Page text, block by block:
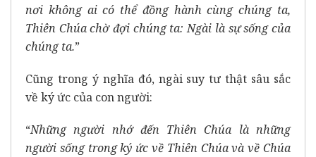
nơi không ai có thể đồng hành cùng chúng ta,
Thiên Chúa chờ đợi chúng ta: Ngài là sự sống của
chúng ta.”
Cũng trong ý nghĩa đó, ngài suy tư thật sâu sắc
về ký ức của con người:
“Những người nhớ đến Thiên Chúa là những
người sống trong ký ức về Thiên Chúa và về Chúa